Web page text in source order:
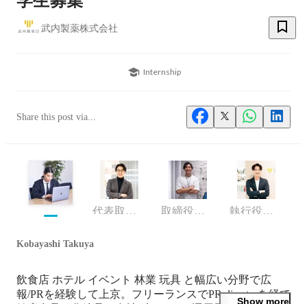
武内製薬株式会社
Internship
Share this post via...
代表取締役 取締役副社長 執行役員 COO
Kobayashi Takuya
飲食店 ホテル イベント 林業 玩具 と幅広い分野で広
報/PRを経験して上京。フリーランスでPR directorを経て
Show more